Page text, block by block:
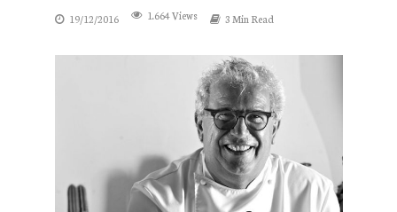
19/12/2016 1.664 Views 3 Min Read